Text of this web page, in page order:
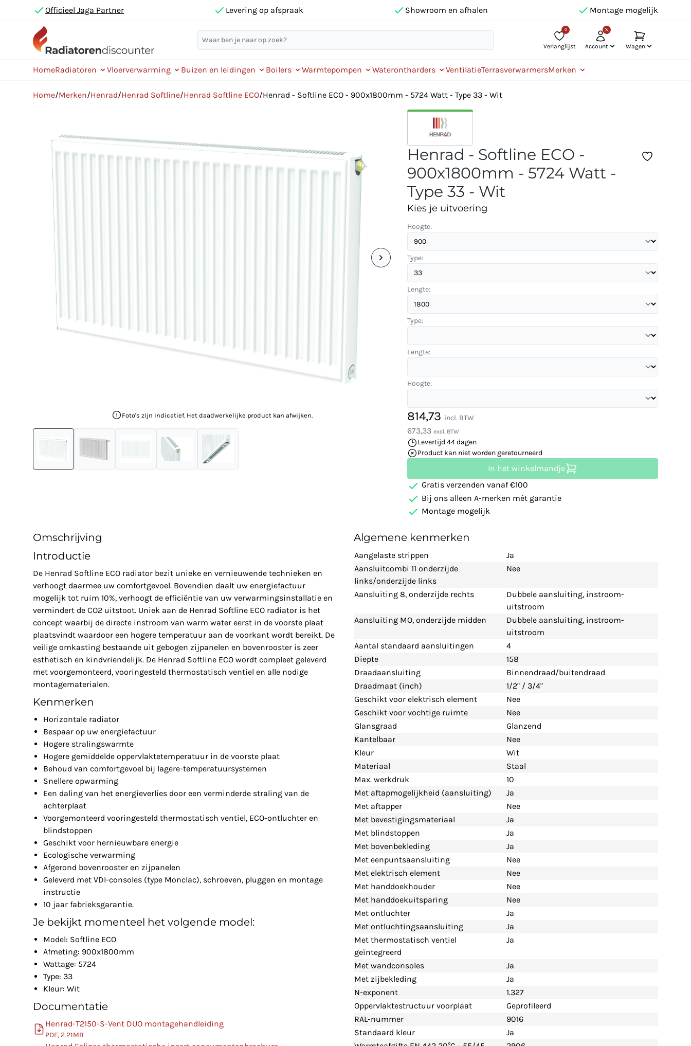
Officieel Jaga Partner Levering op afspraak Showroom en afhalen Montage mogelijk
0
Verlanglijst Account Wagen
HomeRadiatoren Vloerverwarming Buizen en leidingen Boilers Warmtepompen Waterontharders VentilatieTerrasverwarmersMerken
Home/Merken/Henrad/Henrad Softline/Henrad Softline ECO/Henrad - Softline ECO - 900x1800mm - 5724 Watt - Type 33 - Wit
Foto's zijn indicatief. Het daadwerkelijke product kan afwijken.
Henrad - Softline ECO -
900x1800mm - 5724 Watt -
Type 33 - Wit
Kies je uitvoering
Hoogte:
Type:
Lengte:
Type:
Lengte:
Hoogte:
814,73 incl. BTW
673,33 excl. BTW
Levertijd 44 dagen
Product kan niet worden geretourneerd
In het winkelmandje
Gratis verzenden vanaf €100
Bij ons alleen A-merken mét garantie
Montage mogelijk
Omschrijving
Introductie
De Henrad Softline ECO radiator bezit unieke en vernieuwende technieken en
verhoogt daarmee uw comfortgevoel. Bovendien daalt uw energiefactuur
mogelijk tot ruim 10%, verhoogt de efficiëntie van uw verwarmingsinstallatie en
vermindert de CO2 uitstoot. Uniek aan de Henrad Softline ECO radiator is het
concept waarbij de directe instroom van warm water eerst in de voorste plaat
plaatsvindt waardoor een hogere temperatuur aan de voorkant wordt bereikt. De
veilige omkasting bestaande uit gebogen zijpanelen en bovenrooster is zeer
esthetisch en kindvriendelijk. De Henrad Softline ECO wordt compleet geleverd
met voorgemonteerd, vooringesteld thermostatisch ventiel en alle nodige
montagematerialen.
Kenmerken
Horizontale radiator
Bespaar op uw energiefactuur
Hogere stralingswarmte
Hogere gemiddelde oppervlaktetemperatuur in de voorste plaat
Behoud van comfortgevoel bij lagere-temperatuursystemen
Snellere opwarming
Een daling van het energieverlies door een verminderde straling van de
achterplaat
Voorgemonteerd vooringesteld thermostatisch ventiel, ECO-ontluchter en
blindstoppen
Geschikt voor hernieuwbare energie
Ecologische verwarming
Afgerond bovenrooster en zijpanelen
Geleverd met VDI-consoles (type Monclac), schroeven, pluggen en montage
instructie
10 jaar fabrieksgarantie.
Je bekijkt momenteel het volgende model:
Model: Softline ECO
Afmeting: 900x1800mm
Wattage: 5724
Type: 33
Kleur: Wit
Documentatie
Henrad-T2150-S-Vent DUO montagehandleiding
PDF, 2.21MB
Algemene kenmerken
Aangelaste strippen
Ja
Aansluitcombi 11 onderzijde
links/onderzijde links
Nee
Aansluiting 8, onderzijde rechts
Dubbele aansluiting, instroom-
uitstroom
Aansluiting MO, onderzijde midden
Dubbele aansluiting, instroom-
uitstroom
Aantal standaard aansluitingen
4
Diepte
158
Draadaansluiting
Binnendraad/buitendraad
Draadmaat (inch)
1/2" / 3/4"
Geschikt voor elektrisch element
Nee
Geschikt voor vochtige ruimte
Nee
Glansgraad
Glanzend
Kantelbaar
Nee
Kleur
Wit
Materiaal
Staal
Max. werkdruk
10
Met aftapmogelijkheid (aansluiting)
Ja
Met aftapper
Nee
Met bevestigingsmateriaal
Ja
Met blindstoppen
Ja
Met bovenbekleding
Ja
Met eenpuntsaansluiting
Nee
Met elektrisch element
Nee
Met handdoekhouder
Nee
Met handdoekuitsparing
Nee
Met ontluchter
Ja
Met ontluchtingsaansluiting
Ja
Met thermostatisch ventiel
geïntegreerd
Ja
Met wandconsoles
Ja
Met zijbekleding
Ja
N-exponent
1.327
Oppervlaktestructuur voorplaat
Geprofileerd
RAL-nummer
9016
Standaard kleur
Ja